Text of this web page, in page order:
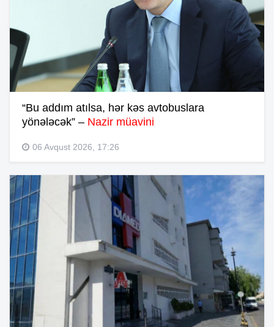
“Bu addım atılsa, hər kəs avtobuslara
yönələcək” – Nazir müavini
06 Avqust 2026, 17:26